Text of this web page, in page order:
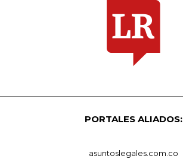
PORTALES ALIADOS:
asuntoslegales.com.co